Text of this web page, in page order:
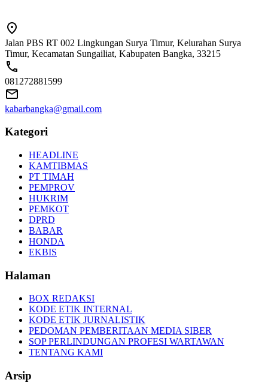
Jalan PBS RT 002 Lingkungan Surya Timur, Kelurahan Surya
Timur, Kecamatan Sungailiat, Kabupaten Bangka, 33215
081272881599
kabarbangka@gmail.com
Kategori
HEADLINE
KAMTIBMAS
PT TIMAH
PEMPROV
HUKRIM
PEMKOT
DPRD
BABAR
HONDA
EKBIS
Halaman
BOX REDAKSI
KODE ETIK INTERNAL
KODE ETIK JURNALISTIK
PEDOMAN PEMBERITAAN MEDIA SIBER
SOP PERLINDUNGAN PROFESI WARTAWAN
TENTANG KAMI
Arsip